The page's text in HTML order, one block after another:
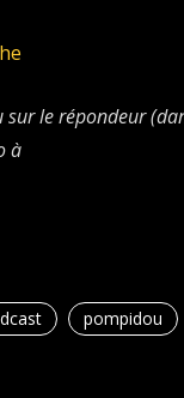
sur le répondeur
à
pompidou